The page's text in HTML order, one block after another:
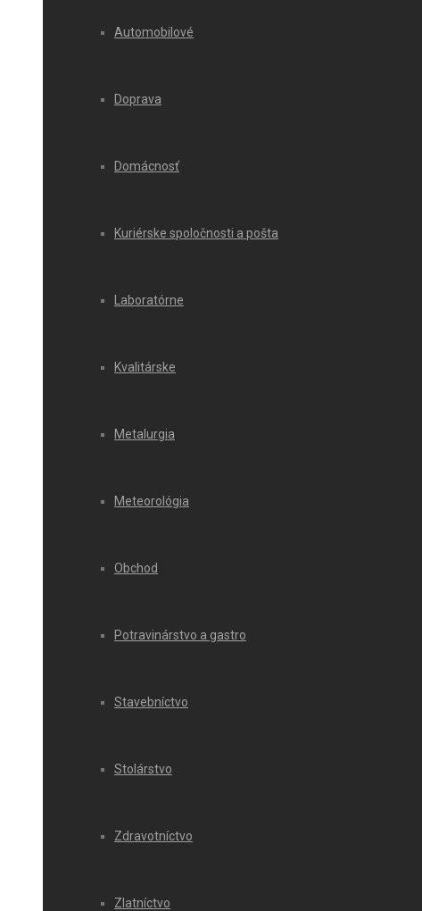
Automobilové
Doprava
Domácnosť
Kuriérske spoločnosti a pošta
Laboratórne
Kvalitárske
Metalurgia
Meteorológia
Obchod
Potravinárstvo a gastro
Stavebníctvo
Stolárstvo
Zdravotníctvo
Zlatníctvo